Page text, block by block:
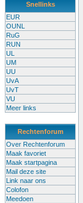
Snellinks
EUR
OUNL
RuG
RUN
UL
UM
UU
UvA
UvT
VU
Meer links
Rechtenforum
Over Rechtenforum
Maak favoriet
Maak startpagina
Mail deze site
Link naar ons
Colofon
Meedoen